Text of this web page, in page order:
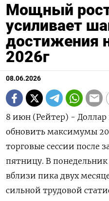
Мощный
усиливает
достижения
2026г
08.06.2026
8 июн (Рейтер) -
обновить максимумы
торговые сессии после
пятницу. В
вблизи пика двух
сильной трудовой